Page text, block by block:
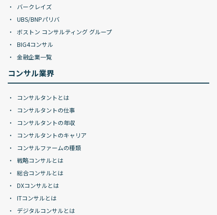
バークレイズ
UBS/BNPパリバ
ボストン コンサルティング グループ
BIG4コンサル
金融企業一覧
コンサル業界
コンサルタントとは
コンサルタントの仕事
コンサルタントの年収
コンサルタントのキャリア
コンサルファームの種類
戦略コンサルとは
総合コンサルとは
DXコンサルとは
ITコンサルとは
デジタルコンサルとは